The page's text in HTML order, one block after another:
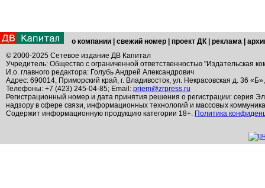
о компании свежий номер проект ДК реклама
© 2000-2025 Сетевое издание ДВ Капитал
Учредитель: Общество с ограниченной ответственностью "Издательская
И.о. главного редактора: Голубь Андрей Александрович
Адрес: 690014, Приморский край, г. Владивосток, ул. Некрасовская д. 36
Телефоны: +7 (423) 245-04-85; Email: priem@zrpress.ru
Регистрационный номер и дата принятия решения о регистрации: серия
надзору в сфере связи, информационных технологий и массовых
Содержит информационную продукцию категории 18+. Политика